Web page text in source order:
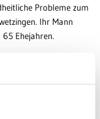
Probleme zum
Ihr Mann
Ehejahren.
Mal in ihrem Leben,